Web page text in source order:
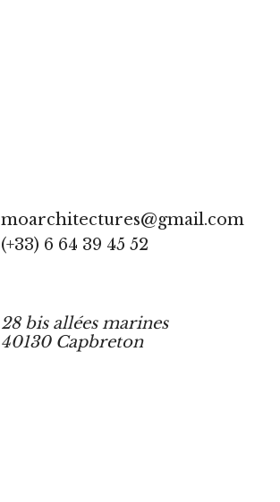
moarchitectures@gmail.com
(+33) 6 64 39 45 52
28 bis allées marines
40130 Capbreton